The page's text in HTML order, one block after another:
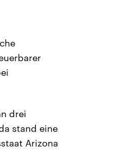
drei
stand eine
Arizona